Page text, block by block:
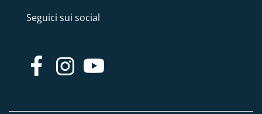
Seguici sui social